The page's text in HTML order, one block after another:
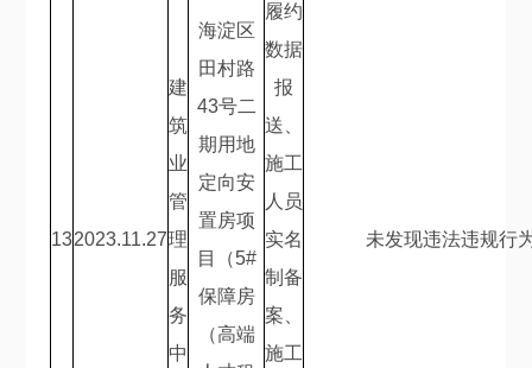
132023.11.27
建
筑
业
管
理
服
务
中
海淀区
田村路
43号二
期用地
定向安
置房项
目（5#
保障房
（高端
履约
数据
报
送、
施工
人员
实名
制备
案、
施工
未发现违法违规行